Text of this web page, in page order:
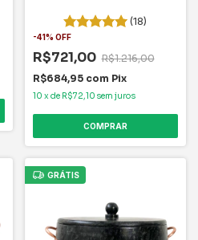
(18)
-41% OFF
R$721,00 R$1.216,00
R$684,95 com Pix
10 x de R$72,10 sem juros
COMPRAR
GRÁTIS